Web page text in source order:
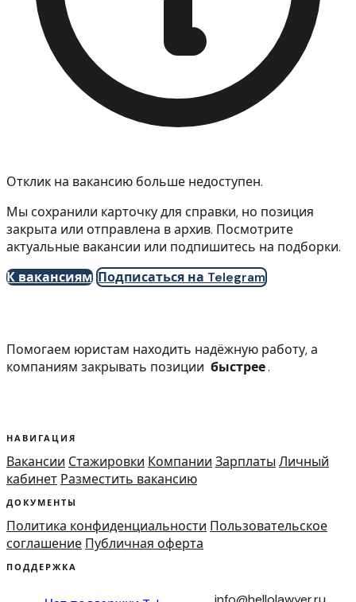
Отклик на вакансию больше недоступен.
Мы сохранили карточку для справки, но позиция
закрыта или отправлена в архив. Посмотрите
актуальные вакансии или подпишитесь на подборки.
К вакансиям Подписаться на Telegram
Помогаем юристам находить надёжную работу, а
компаниям закрывать позиции быстрее.
НАВИГАЦИЯ
Вакансии Стажировки Компании Зарплаты Личный
кабинет Разместить вакансию
ДОКУМЕНТЫ
Политика конфиденциальности Пользовательское
соглашение Публичная оферта
ПОДДЕРЖКА